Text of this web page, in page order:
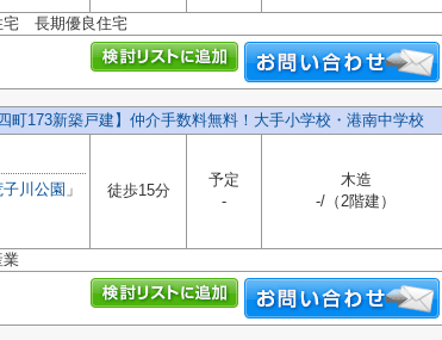
宅 長期優良住宅
町173新築戸建】仲介手数料無料！大手小学校・港南中学校
子川公園 」
徒歩15分
予定
-
木造
-/（2階建）
業